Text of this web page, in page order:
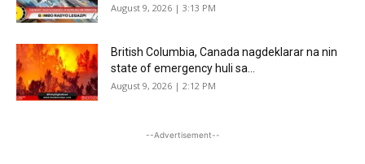
August 9, 2026 | 3:13 PM
British Columbia, Canada nagdeklarar na nin
state of emergency huli sa...
August 9, 2026 | 2:12 PM
--Advertisement--